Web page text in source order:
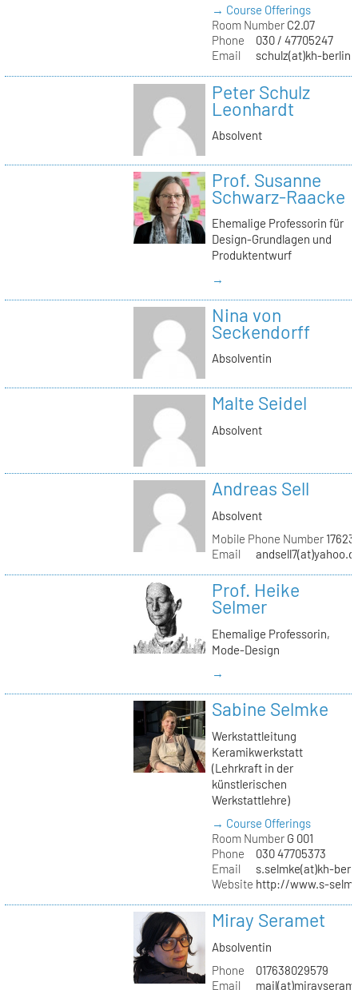
→ Course Offerings
Room NumberC2.07
Phone
030 / 47705247
Email
schulz(at)kh-
Peter Schulz
Leonhardt
Absolvent
Prof. Susanne
Schwarz-Raacke
Ehemalige Professorin für
Design-Grundlagen und
Produktentwurf
→
Nina von
Seckendorff
Absolventin
Malte Seidel
Absolvent
Andreas Sell
Absolvent
Mobile Phone Number
Email
Prof. Heike
Selmer
Ehemalige Professorin,
Mode-Design
→
Sabine Selmke
Werkstattleitung
Keramikwerkstatt
(Lehrkraft in der
künstlerischen
Werkstattlehre)
→ Course Offerings
Room NumberG 001
Phone
030 47705373
Email
s.selmke(at)kh-
Website http://www.s-
Miray Seramet
Absolventin
Phone
017638029579
Email